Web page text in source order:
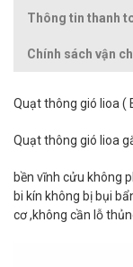
Thông tin thanh
Chính sách vận
Quạt thông gió lioa (
Quạt thông gió lioa
bền vĩnh cửu không
bi kín không bị bụi
cơ ,không cần lỗ